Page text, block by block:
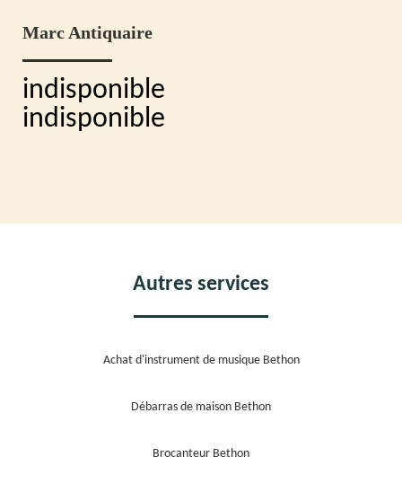
Marc Antiquaire
indisponible
indisponible
Autres services
Achat d'instrument de musique Bethon
Débarras de maison Bethon
Brocanteur Bethon